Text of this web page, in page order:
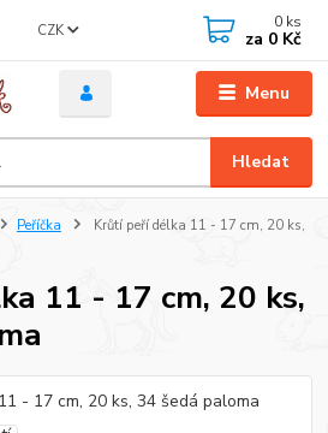
Menu
CZK
Hledat
0 ks
za 0 Kč
Peříčka
Krůtí peří délka 11 - 17 cm, 20 ks,
11 - 17 cm, 20 ks,